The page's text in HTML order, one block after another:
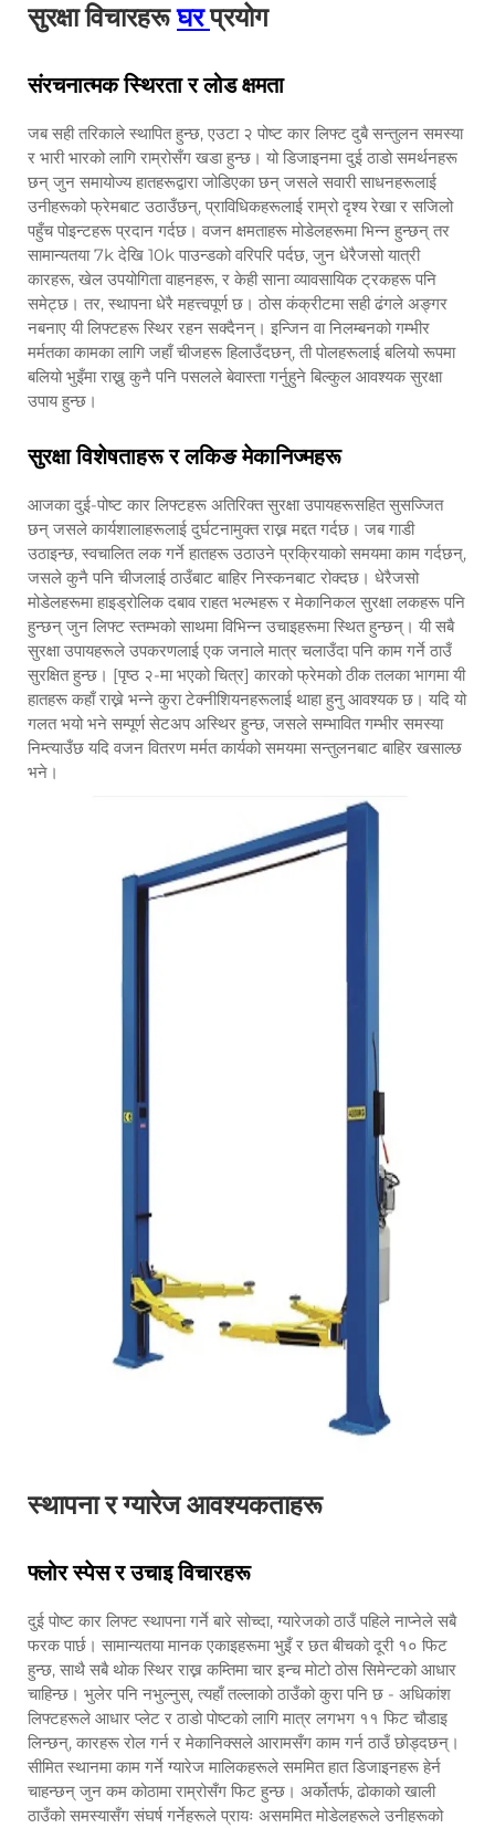
सुरक्षा विचारहरूघरप्रयोग
संरचनात्मक स्थिरता र लोड क्षमता
जब सही तरिकाले स्थापित हुन्छ, एउटा २ पोष्ट कार लिफ्ट दुबै सन्तुलन समस्या
र भारी भारको लागि राम्रोसँग खडा हुन्छ। यो डिजाइनमा दुई ठाडो समर्थनहरू
छन् जुन समायोज्य हातहरूद्वारा जोडिएका छन् जसले सवारी साधनहरूलाई
उनीहरूको फ्रेमबाट उठाउँछन्, प्राविधिकहरूलाई राम्रो दृश्य रेखा र सजिलो
पहुँच पोइन्टहरू प्रदान गर्दछ। वजन क्षमताहरू मोडेलहरूमा भिन्न हुन्छन् तर
सामान्यतया 7k देखि 10k पाउन्डको वरिपरि पर्दछ, जुन धेरैजसो यात्री
कारहरू, खेल उपयोगिता वाहनहरू, र केही साना व्यावसायिक ट्रकहरू पनि
समेट्छ। तर, स्थापना धेरै महत्त्वपूर्ण छ। ठोस कंक्रीटमा सही ढंगले अङ्गर
नबनाए यी लिफ्टहरू स्थिर रहन सक्दैनन्। इन्जिन वा निलम्बनको गम्भीर
मर्मतका कामका लागि जहाँ चीजहरू हिलाउँदछन्, ती पोलहरूलाई बलियो रूपमा
बलियो भुइँमा राख्नु कुनै पनि पसलले बेवास्ता गर्नुहुने बिल्कुल आवश्यक सुरक्षा
उपाय हुन्छ।
सुरक्षा विशेषताहरू र लकिङ मेकानिज्महरू
आजका दुई-पोष्ट कार लिफ्टहरू अतिरिक्त सुरक्षा उपायहरूसहित सुसज्जित
छन् जसले कार्यशालाहरूलाई दुर्घटनामुक्त राख्न मद्दत गर्दछ। जब गाडी
उठाइन्छ, स्वचालित लक गर्ने हातहरू उठाउने प्रक्रियाको समयमा काम गर्दछन्,
जसले कुनै पनि चीजलाई ठाउँबाट बाहिर निस्कनबाट रोक्दछ। धेरैजसो
मोडेलहरूमा हाइड्रोलिक दबाव राहत भल्भहरू र मेकानिकल सुरक्षा लकहरू पनि
हुन्छन् जुन लिफ्ट स्तम्भको साथमा विभिन्न उचाइहरूमा स्थित हुन्छन्। यी सबै
सुरक्षा उपायहरूले उपकरणलाई एक जनाले मात्र चलाउँदा पनि काम गर्ने ठाउँ
सुरक्षित हुन्छ। [पृष्ठ २-मा भएको चित्र] कारको फ्रेमको ठीक तलका भागमा यी
हातहरू कहाँ राख्ने भन्ने कुरा टेक्नीशियनहरूलाई थाहा हुनु आवश्यक छ। यदि यो
गलत भयो भने सम्पूर्ण सेटअप अस्थिर हुन्छ, जसले सम्भावित गम्भीर समस्या
निम्त्याउँछ यदि वजन वितरण मर्मत कार्यको समयमा सन्तुलनबाट बाहिर खसाल्छ
भने।
स्थापना र ग्यारेज आवश्यकताहरू
फ्लोर स्पेस र उचाइ विचारहरू
दुई पोष्ट कार लिफ्ट स्थापना गर्ने बारे सोच्दा, ग्यारेजको ठाउँ पहिले नाप्नेले सबै
फरक पार्छ। सामान्यतया मानक एकाइहरूमा भुइँ र छत बीचको दूरी १० फिट
हुन्छ, साथै सबै थोक स्थिर राख्न कम्तिमा चार इन्च मोटो ठोस सिमेन्टको आधार
चाहिन्छ। भुलेर पनि नभुल्नुस्, त्यहाँ तल्लाको ठाउँको कुरा पनि छ - अधिकांश
लिफ्टहरूले आधार प्लेट र ठाडो पोष्टको लागि मात्र लगभग ११ फिट चौडाइ
लिन्छन्, कारहरू रोल गर्न र मेकानिक्सले आरामसँग काम गर्न ठाउँ छोड्दछन्।
सीमित स्थानमा काम गर्ने ग्यारेज मालिकहरूले सममित हात डिजाइनहरू हेर्न
चाहन्छन् जुन कम कोठामा राम्रोसँग फिट हुन्छ। अर्कोतर्फ, ढोकाको खाली
ठाउँको समस्यासँग संघर्ष गर्नेहरूले प्रायः असममित मोडेलहरूले उनीहरूको